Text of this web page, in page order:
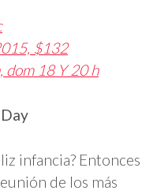
$132
dom 18 Y 20 h
infancia? Entonces
de los más